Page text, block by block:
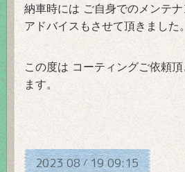
納車時には ご自身でのメンテ
アドバイスもさせて頂きました。
この度は コーティングご依頼
ます。
2023 08/19 09:15